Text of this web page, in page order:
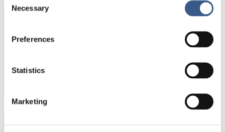
Selection
Necessary
Preferences
Statistics
Marketing
E-mail *
Your information will not be shared with third
Privacy Policy